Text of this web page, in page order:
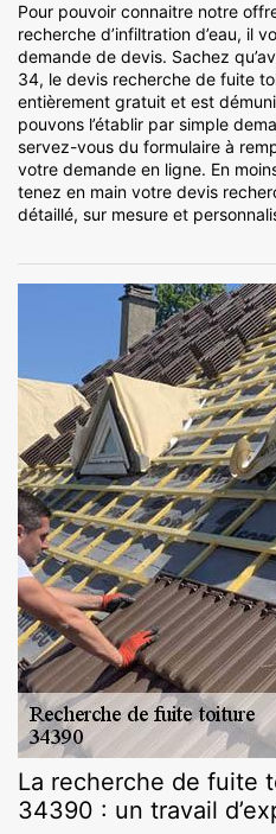
Pour pouvoir connaitre notre
recherche d’infiltration d’eau, il
demande de devis. Sachez
34, le devis recherche de fuite
entièrement gratuit et est
pouvons l’établir par simple
servez-vous du formulaire à
votre demande en ligne. En
tenez en main votre devis
détaillé, sur mesure et
La recherche de fuite
34390 : un travail